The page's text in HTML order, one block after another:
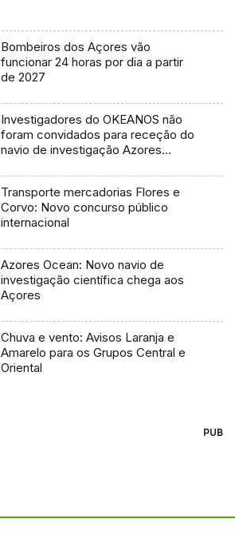
Bombeiros dos Açores vão
funcionar 24 horas por dia a partir
de 2027
Investigadores do OKEANOS não
foram convidados para receção do
navio de investigação Azores
Transporte mercadorias Flores e
Corvo: Novo concurso público
internacional
Azores Ocean: Novo navio de
investigação científica chega aos
Açores
Chuva e vento: Avisos Laranja e
Amarelo para os Grupos Central e
Oriental
PUB